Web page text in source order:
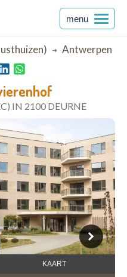
menu
Antwerpen
IN 2100 DEURNE
4 5
KAART